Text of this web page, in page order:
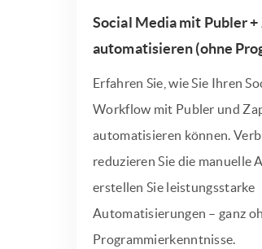
Social Media mit Publer +
automatisieren (ohne
Erfahren Sie, wie Sie Ihren
Workflow mit Publer und
automatisieren können.
reduzieren Sie die manuelle
erstellen Sie leistungsstarke
Automatisierungen – ganz
Programmierkenntnisse.